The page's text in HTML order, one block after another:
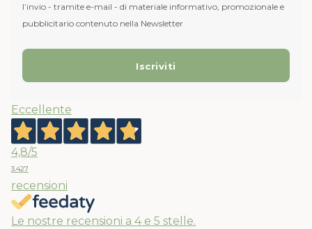
l’invio - tramite e-mail - di materiale informativo, promozionale e
pubblicitario contenuto nella Newsletter
Eccellente
4,8/5
3.427
recensioni
Le nostre recensioni a 4 e 5 stelle.